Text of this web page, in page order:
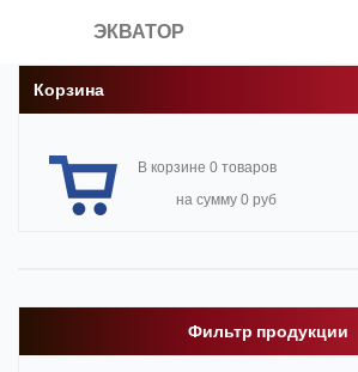
ЭКВАТОР
Корзина
В корзине 0 товаров
на сумму 0 руб
Фильтр продукции